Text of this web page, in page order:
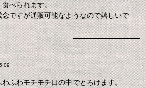
べられます。
ですが通販可能なようなので嬉しいで
ふわモチモチ口の中でとろけます。